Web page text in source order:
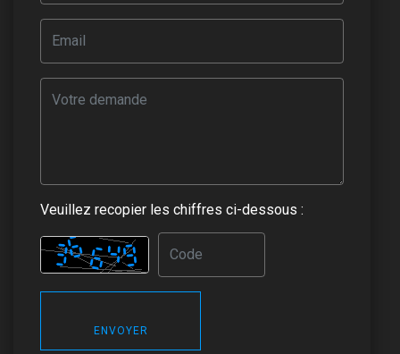
Veuillez recopier les chiffres ci-dessous :
ENVOYER